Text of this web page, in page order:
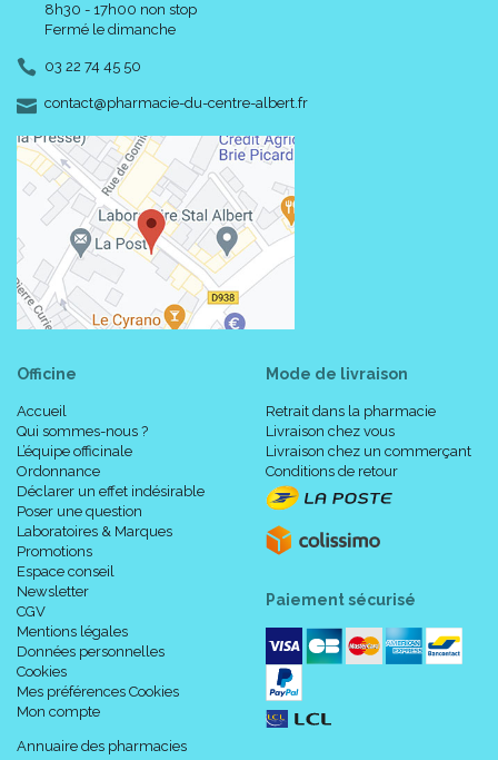
8h30 - 17h00 non stop
Fermé le dimanche
03 22 74 45 50
contact-
@-
pharmacie-du-centre-albert.fr
Officine
Accueil
Qui sommes-nous ?
L’équipe officinale
Ordonnance
Déclarer un effet indésirable
Poser une question
Laboratoires & Marques
Promotions
Espace conseil
Newsletter
CGV
Mentions légales
Données personnelles
Cookies
Mes préférences Cookies
Mon compte
Annuaire des pharmacies
Mode de livraison
Retrait dans la pharmacie
Livraison chez vous
Livraison chez un commerçant
Conditions de retour
Paiement sécurisé